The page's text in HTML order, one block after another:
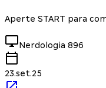
Aperte START para
Nerdologia 896
23.set.25